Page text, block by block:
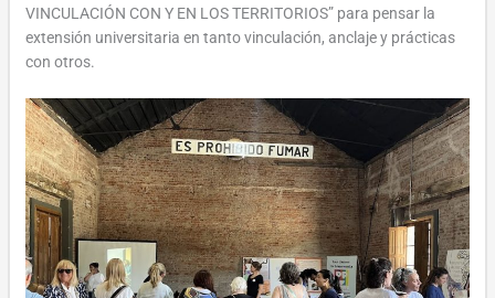
VINCULACIÓN CON Y EN LOS TERRITORIOS” para pensar la
extensión universitaria en tanto vinculación, anclaje y prácticas
con otros.